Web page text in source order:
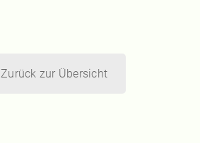
Zurück zur Übersicht